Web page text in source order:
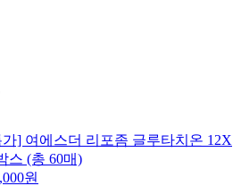
] 여에스더 리포좀 글루타치온 12X
스 (총 60매)
원